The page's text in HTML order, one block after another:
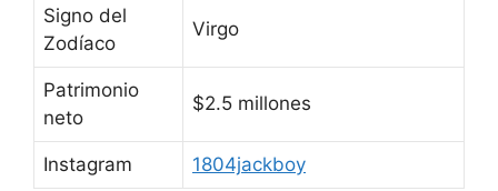
Signo del
Zodíaco
Virgo
Patrimonio
neto
$2.5 millones
Instagram 1804jackboy